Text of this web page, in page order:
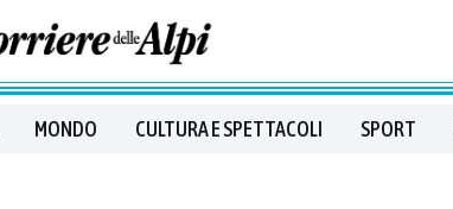
MONDO CULTURA E SPETTACOLI SPORT